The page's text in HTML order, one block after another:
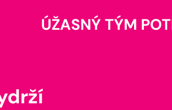
ÚŽASNÝ TÝM